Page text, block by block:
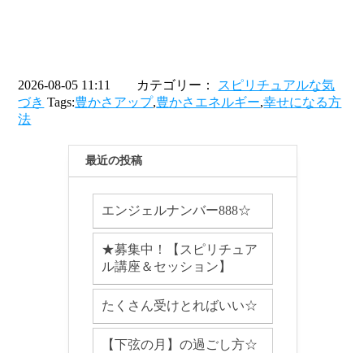
2026-08-05 11:11 カテゴリー： スピリチュアルな気
づき Tags:豊かさアップ,豊かさエネルギー,幸せになる方
法
最近の投稿
エンジェルナンバー888☆
★募集中！【スピリチュア
ル講座＆セッション】
たくさん受けとればいい☆
【下弦の月】の過ごし方☆